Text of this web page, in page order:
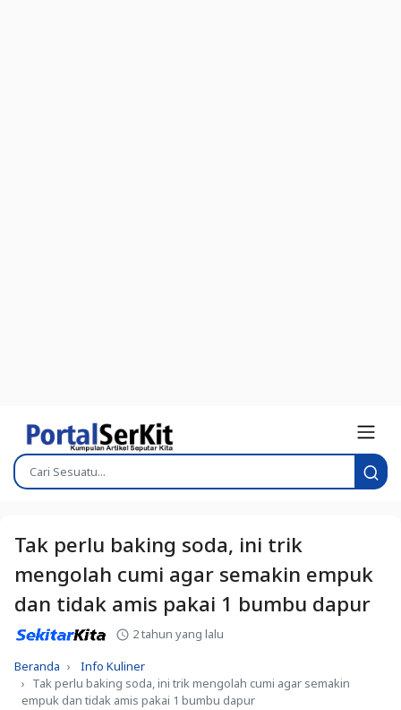
Tak perlu baking soda, ini trik
mengolah cumi agar semakin empuk
dan tidak amis pakai 1 bumbu dapur
2 tahun yang lalu
Beranda
Info Kuliner
Tak perlu baking soda, ini trik mengolah cumi agar semakin
empuk dan tidak amis pakai 1 bumbu dapur